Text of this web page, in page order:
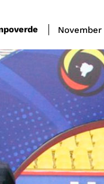
November